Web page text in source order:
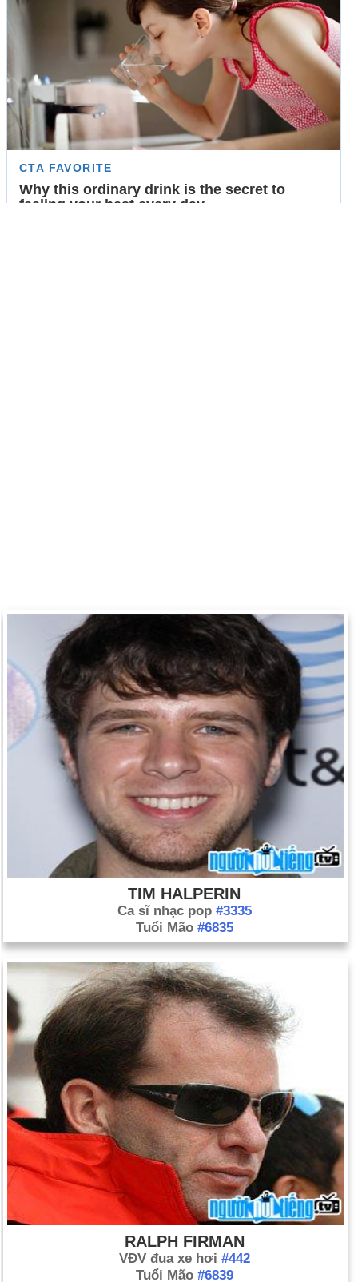
TIM HALPERIN
Ca sĩ nhạc pop #3335
Tuổi Mão #6835
RALPH FIRMAN
VĐV đua xe hơi #442
Tuổi Mão #6839